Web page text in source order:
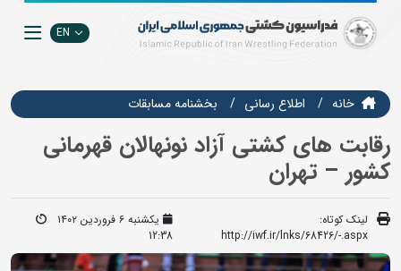
EN
خانه اطلاع رسانی بخشنامه مسابقات
رقابت های کشتی آزاد نونهالان قهرمانی
کشور – تهران
لینک کوتاه:
http://iwf.ir/lnks/68426/-.aspx
یکشنبه ۶ فروردین ۱۴۰۲
12:38